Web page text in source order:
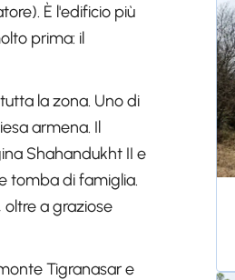
È l'edificio più
prima: il
la zona. Uno di
armena. Il
Shahandukht II e
tomba di famiglia.
a graziose
Tigranasar e